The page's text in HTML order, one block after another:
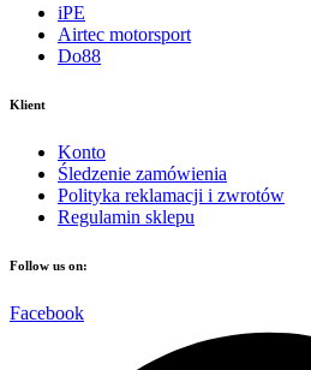
iPE
Airtec motorsport
Do88
Klient
Konto
Śledzenie zamówienia
Polityka reklamacji i zwrotów
Regulamin sklepu
Follow us on:
Facebook